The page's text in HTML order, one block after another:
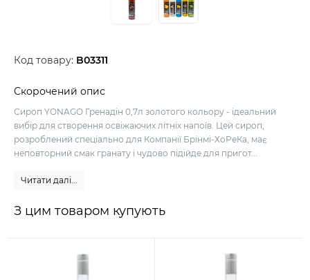
Код товару: B03311
Скорочений опис
Сироп YONAGO Гренадін 0,7л золотого кольору - ідеальний
вибір для створення освіжаючих літніх напоїв. Цей сироп,
розроблений спеціально для Компанії Брінмі-ХоРеКа, має
неповторний смак гранату і чудово підійде для пригот...
Читати далі...
З цим товаром купують